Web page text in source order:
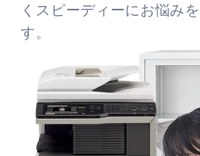
くスピーディーにお悩み
す。